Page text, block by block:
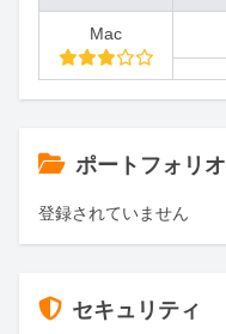
Mac
ポートフォリオ
登録されていません
セキュリティ